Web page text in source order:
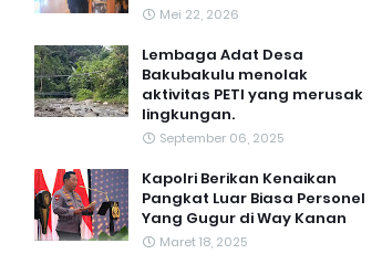
Mei 22, 2026
Lembaga Adat Desa
Bakubakulu menolak
aktivitas PETI yang merusak
lingkungan.
September 06, 2025
Kapolri Berikan Kenaikan
Pangkat Luar Biasa Personel
Yang Gugur di Way Kanan
Maret 18, 2025